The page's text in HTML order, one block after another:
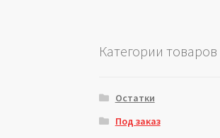
Категории товаров
Остатки
Под заказ